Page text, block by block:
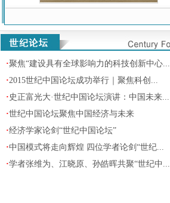
·聚焦“建设具有全球影响力的科技创新中心...
·2015世纪中国论坛成功举行｜聚焦科创...
· 史正富光大·世纪中国论坛演讲：中国未来...
·世纪中国论坛聚焦中国经济与未来
·经济学家论剑“世纪中国论坛”
·中国模式将走向辉煌 四位学者论剑“世纪...
·学者张维为、江晓原、孙皓晖共聚“世纪中...